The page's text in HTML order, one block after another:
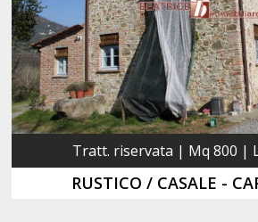
Tratt. riservata | Mq 800 |
RUSTICO / CASALE -